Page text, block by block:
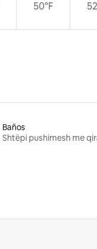
50°F
Baños
Shtëpi pushimesh me